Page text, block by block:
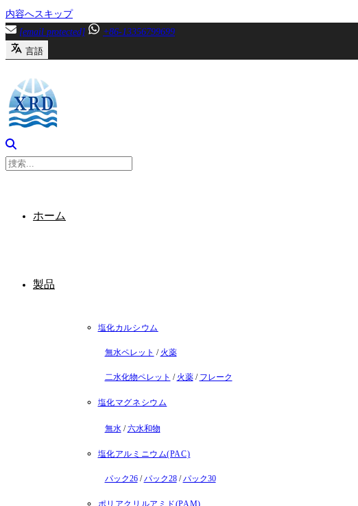
内容へスキップ
[email protected]
+86-13356799699
言語
ホーム
製品
塩化カルシウム
無水ペレット / 火薬
二水化物ペレット / 火薬/ フレーク
塩化マグネシウム
無水/六水和物
塩化アルミニウム(PAC)
パック26/パック28/パック30
ポリアクリルアミド(PAM)